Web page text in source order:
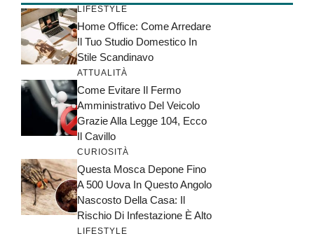
LIFESTYLE
Home Office: Come Arredare
Il Tuo Studio Domestico In
Stile Scandinavo
ATTUALITÀ
Come Evitare Il Fermo
Amministrativo Del Veicolo
Grazie Alla Legge 104, Ecco
Il Cavillo
CURIOSITÀ
Questa Mosca Depone Fino
A 500 Uova In Questo Angolo
Nascosto Della Casa: Il
Rischio Di Infestazione È Alto
LIFESTYLE